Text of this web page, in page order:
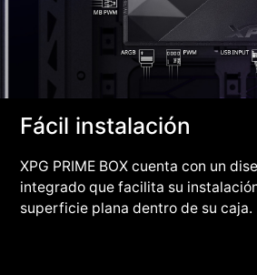
Fácil instalación
XPG PRIME BOX cuenta con un
integrado que facilita su
superficie plana dentro de su caja.